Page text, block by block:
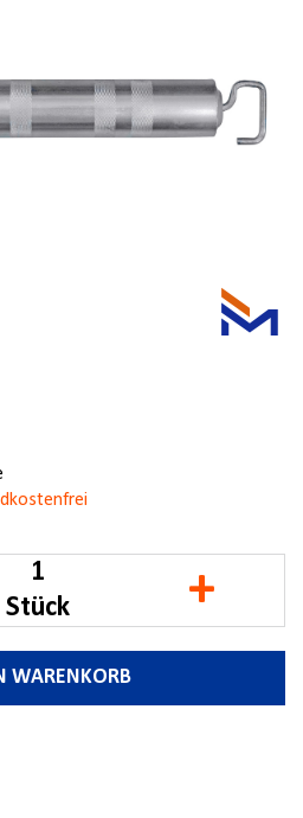
Stück +
WARENKORB